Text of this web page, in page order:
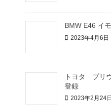
BMW E46 イ
2023年4月6日
トヨタ プリ
登録
2023年2月24日